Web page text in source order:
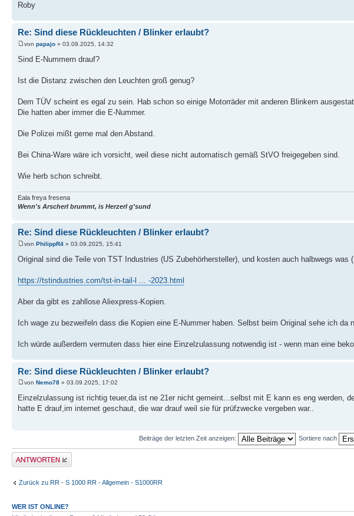
Roby
Re: Sind diese Rückleuchten / Blinker erlaubt?
von papajo » 03.09.2025, 14:32
Sind E-Nummern drauf?
Ist die Distanz zwischen den Leuchten groß genug?
Dem TÜV scheint es egal zu sein. Hab schon so einige Motorräder mit anderen Blinkern
Die hatten aber immer die E-Nummer.
Die Polizei mißt gerne mal den Abstand.
Bei China-Ware wäre ich vorsicht, weil diese nicht automatisch gemäß StVO freigegeben sind.
Wie herb schon schreibt.
Eala freya fresena
Wenn's Arscherl brummt, is Herzerl g'sund
Re: Sind diese Rückleuchten / Blinker erlaubt?
von PhilippR4 » 03.09.2025, 15:41
Original sind die Teile von TST Industries (US Zubehörhersteller), und kosten auch halbwegs was
https://tstindustries.com/tst-in-tail-l ... -2023.html
Aber da gibt es zahllose Aliexpress-Kopien.
Ich wage zu bezweifeln dass die Kopien eine E-Nummer haben. Selbst beim Original sehe ich da
Ich würde außerdem vermuten dass hier eine Einzelzulassung notwendig ist - wenn man eine
Re: Sind diese Rückleuchten / Blinker erlaubt?
von Nemo78 » 03.09.2025, 17:02
Einzelzulassung ist richtig teuer,da ist ne 21er nicht gemeint...selbst mit E kann es eng werden,
hatte E drauf,im internet geschaut, die war drauf weil sie für prüfzwecke vergeben war..
Beiträge der letzten Zeit anzeigen: Sortiere nach
Antwort erstellen
Zurück zu RR - S 1000 RR - Allgemein - S1000RR
WER IST ONLINE?